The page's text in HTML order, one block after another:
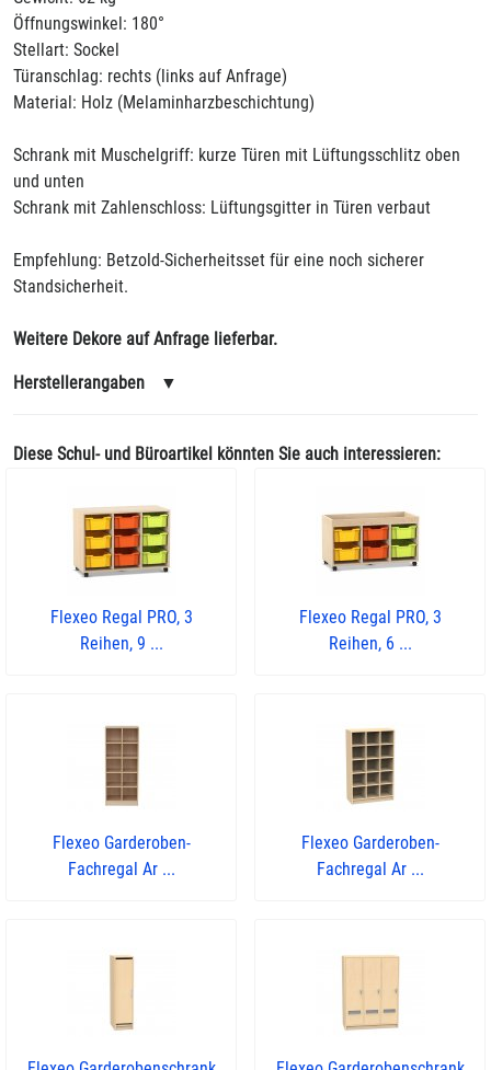
Öffnungswinkel: 180°
Stellart: Sockel
Türanschlag: rechts (links auf Anfrage)
Material: Holz (Melaminharzbeschichtung)
Schrank mit Muschelgriff: kurze Türen mit Lüftungsschlitz oben
und unten
Schrank mit Zahlenschloss: Lüftungsgitter in Türen verbaut
Empfehlung: Betzold-Sicherheitsset für eine noch sicherer
Standsicherheit.
Weitere Dekore auf Anfrage lieferbar.
Herstellerangaben ▼
Diese Schul- und Büroartikel könnten Sie auch interessieren:
Flexeo Regal PRO, 3
Reihen, 9 ...
Flexeo Regal PRO, 3
Reihen, 6 ...
Flexeo Garderoben-
Fachregal Ar ...
Flexeo Garderoben-
Fachregal Ar ...